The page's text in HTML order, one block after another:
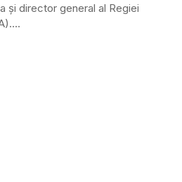
şi director general al Regiei